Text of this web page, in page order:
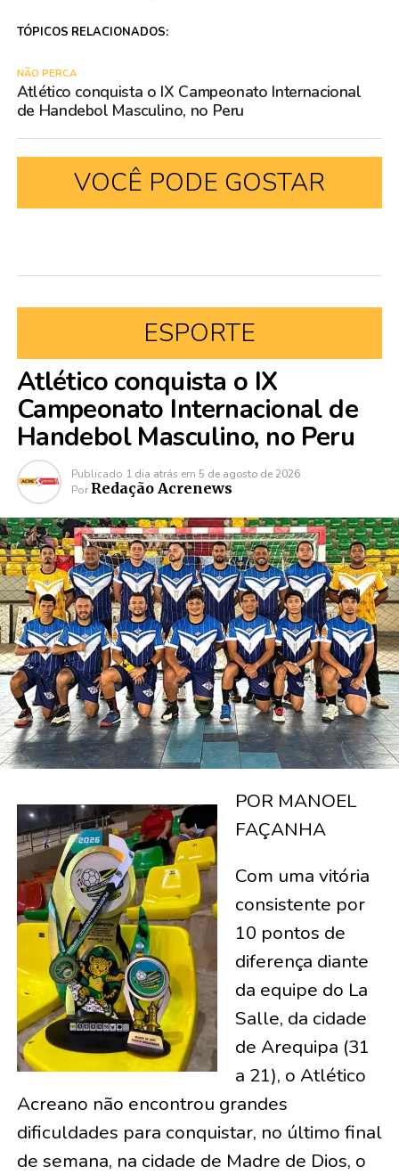
TÓPICOS RELACIONADOS:
NÃO PERCA
Atlético conquista o IX Campeonato Internacional
de Handebol Masculino, no Peru
VOCÊ PODE GOSTAR
ESPORTE
Atlético conquista o IX
Campeonato Internacional de
Handebol Masculino, no Peru
Publicado 1 dia atrás em 5 de agosto de 2026
Por Redação Acrenews
POR MANOEL
FAÇANHA
Com uma vitória
consistente por
10 pontos de
diferença diante
da equipe do La
Salle, da cidade
de Arequipa (31
a 21), o Atlético
Acreano não encontrou grandes
dificuldades para conquistar, no último final
de semana, na cidade de Madre de Dios, o